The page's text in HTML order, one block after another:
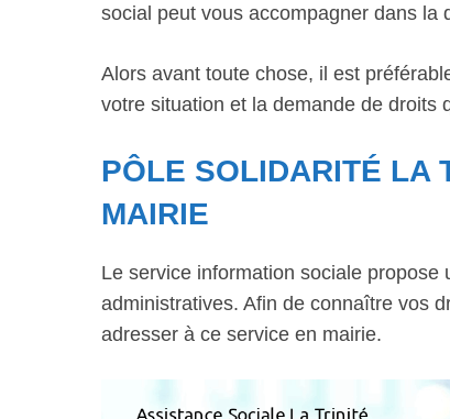
social peut vous accompagner dans la
Alors avant toute chose, il est
votre situation et la demande de droits
PÔLE SOLIDARITÉ LA
MAIRIE
Le service information sociale
administratives. Afin de connaître vos
adresser à ce service en mairie.